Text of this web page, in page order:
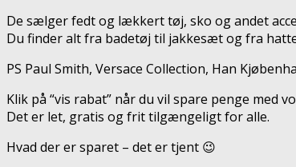
De sælger fedt og lækkert tøj, sko og andet
Du finder alt fra badetøj til jakkesæt og fra
PS Paul Smith, Versace Collection, Han
Klik på “vis rabat” når du vil spare penge med
Det er let, gratis og frit tilgængeligt for alle.
Hvad der er sparet – det er tjent 😉